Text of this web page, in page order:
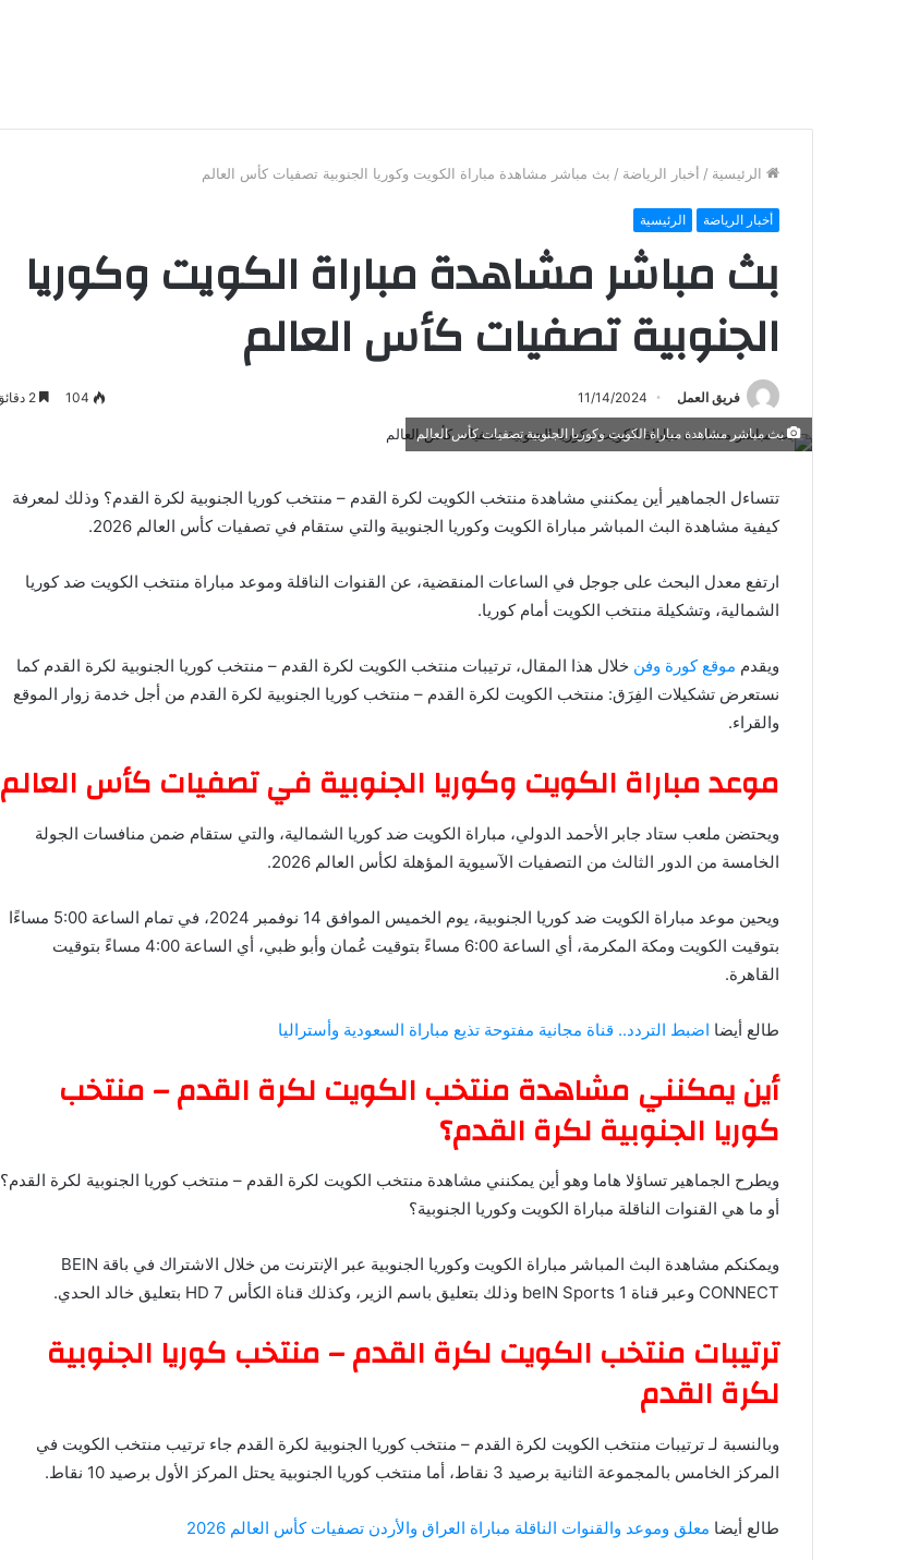
الرئيسية / أخبار الرياضة / بث مباشر مشاهدة مباراة الكويت وكوريا الجنوبية تصفيات كأس العالم
أخبار الرياضة الرئيسية
بث مباشر مشاهدة مباراة الكويت وكوريا
الجنوبية تصفيات كأس العالم
فريق العمل 11/14/2024
104
بث مباشر مشاهدة مباراة الكويت وكوريا الجنوبية تصفيات كأس العالم
تتساءل الجماهير أين يمكنني مشاهدة ‎منتخب الكويت لكرة القدم – منتخب كوريا الجنوبية لكرة القدم؟ وذلك لمعرفة
كيفية مشاهدة البث المباشر مباراة الكويت وكوريا الجنوبية والتي ستقام في تصفيات كأس العالم 2026.
ارتفع معدل البحث على جوجل في الساعات المنقضية، عن القنوات الناقلة وموعد مباراة منتخب الكويت ضد كوريا
الشمالية، وتشكيلة منتخب الكويت أمام كوريا.
ويقدم موقع كورة وفن خلال هذا المقال، ترتيبات منتخب الكويت لكرة القدم – منتخب كوريا الجنوبية لكرة القدم كما
نستعرض تشكيلات الفِرَق: منتخب الكويت لكرة القدم – منتخب كوريا الجنوبية لكرة القدم من أجل خدمة زوار الموقع
والقراء.
موعد مباراة الكويت وكوريا الجنوبية في تصفيات كأس العالم
ويحتضن ملعب ستاد جابر الأحمد الدولي، مباراة الكويت ضد كوريا الشمالية، والتي ستقام ضمن منافسات الجولة
الخامسة من الدور الثالث من التصفيات الآسيوية المؤهلة لكأس العالم 2026.
ويحين موعد مباراة الكويت ضد كوريا الجنوبية، يوم الخميس الموافق 14 نوفمبر 2024، في تمام الساعة 5:00 مساءًا
بتوقيت الكويت ومكة المكرمة، أي الساعة 6:00 مساءً بتوقيت عُمان وأبو ظبي، أي الساعة 4:00 مساءً بتوقيت
القاهرة.
طالع أيضا اضبط التردد.. قناة مجانية مفتوحة تذيع مباراة السعودية وأستراليا
أين يمكنني مشاهدة ‎منتخب الكويت لكرة القدم – منتخب
كوريا الجنوبية لكرة القدم؟
ويطرح الجماهير تساؤلا هاما وهو أين يمكنني مشاهدة ‎منتخب الكويت لكرة القدم – منتخب كوريا الجنوبية لكرة القدم؟
أو ما هي القنوات الناقلة مباراة الكويت وكوريا الجنوبية؟
ويمكنكم مشاهدة البث المباشر مباراة الكويت وكوريا الجنوبية عبر الإنترنت من خلال الاشتراك في باقة BEIN
CONNECT وعبر قناة beIN Sports 1 وذلك بتعليق باسم الزير، وكذلك قناة الكأس HD 7 بتعليق خالد الحدي.
ترتيبات منتخب الكويت لكرة القدم – منتخب كوريا الجنوبية
لكرة القدم
وبالنسبة لـ ترتيبات منتخب الكويت لكرة القدم – منتخب كوريا الجنوبية لكرة القدم جاء ترتيب منتخب الكويت في
المركز الخامس بالمجموعة الثانية برصيد 3 نقاط، أما منتخب كوريا الجنوبية يحتل المركز الأول برصيد 10 نقاط.
طالع أيضا معلق وموعد والقنوات الناقلة مباراة العراق والأردن تصفيات كأس العالم 2026